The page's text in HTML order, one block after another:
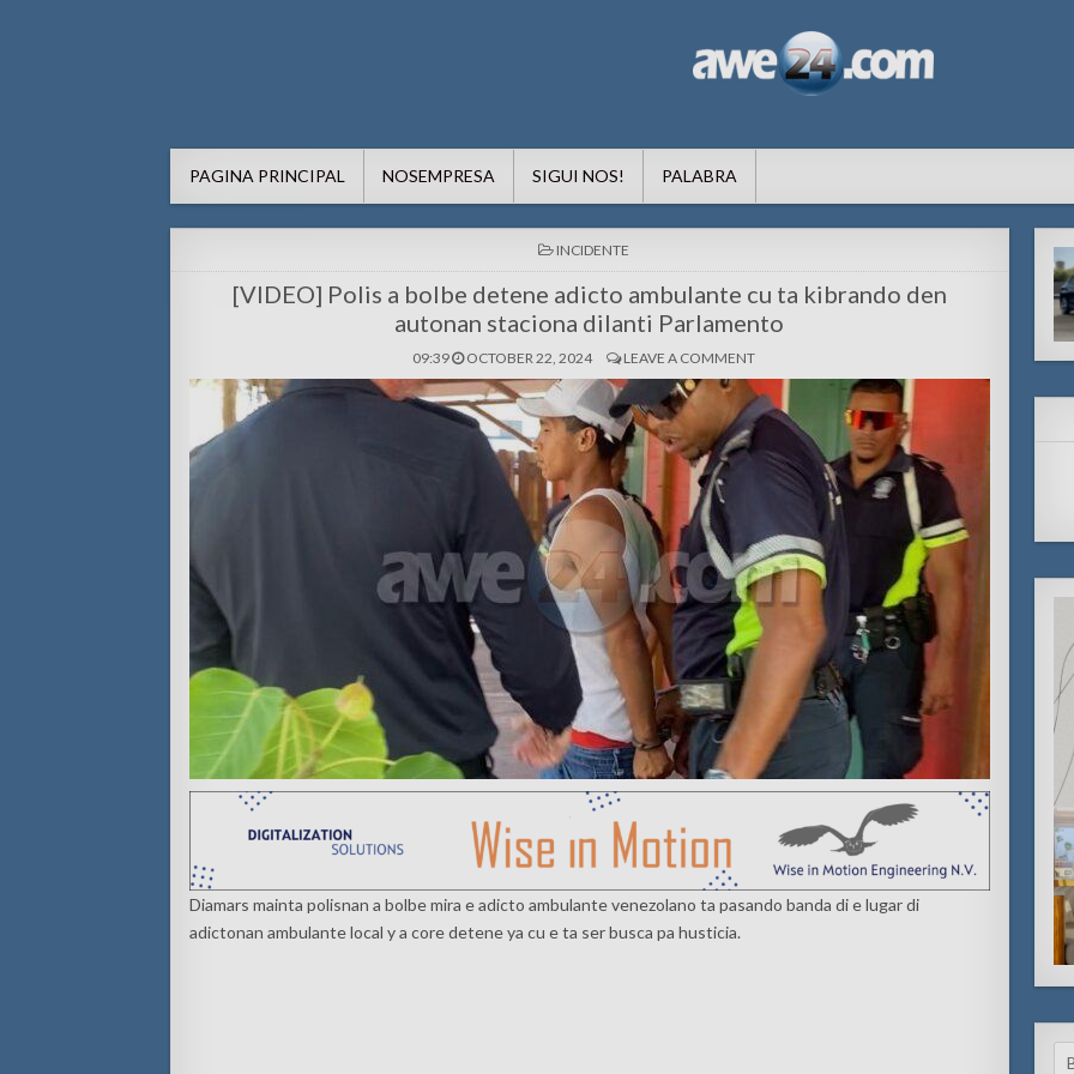
PAGINA PRINCIPAL NOSEMPRESA SIGUI NOS! PALABRA
POSTED
IN
INCIDENTE
[VIDEO] Polis a bolbe detene adicto ambulante cu ta kibrando den
autonan staciona dilanti Parlamento
09:39 OCTOBER 22, 2024 LEAVE A COMMENT
Diamars mainta polisnan a bolbe mira e adicto ambulante venezolano ta pasando banda di e lugar di
adictonan ambulante local y a core detene ya cu e ta ser busca pa husticia.